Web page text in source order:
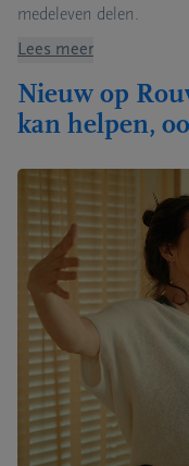
medeleven delen.
Lees meer
Nieuw op
kan helpen,